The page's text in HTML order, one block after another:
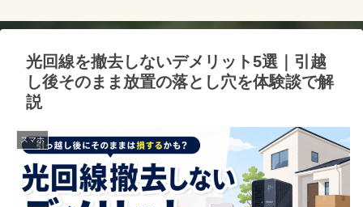
光回線を撤去しないデメリット5選｜引越
し後そのまま放置の落とし穴を体験談で解
説
スマホ